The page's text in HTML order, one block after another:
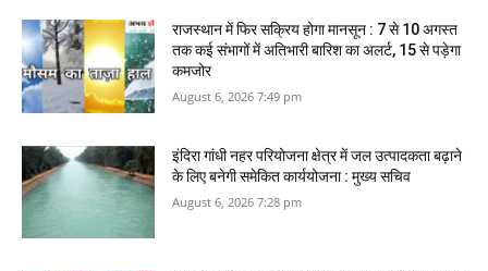
राजस्थान में फिर सक्रिय होगा मानसून : 7 से 10 अगस्त
तक कई संभागों में अतिभारी बारिश का अलर्ट, 15 से पड़ेगा
कमजोर
August 6, 2026 7:49 pm
इंदिरा गांधी नहर परियोजना क्षेत्र में जल उत्पादकता बढ़ाने
के लिए बनेगी समेकित कार्ययोजना : मुख्य सचिव
August 6, 2026 7:28 pm